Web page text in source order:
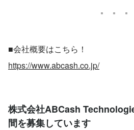
■会社概要はこちら！
https://www.abcash.co.jp/
株式会社ABCash
間を募集しています